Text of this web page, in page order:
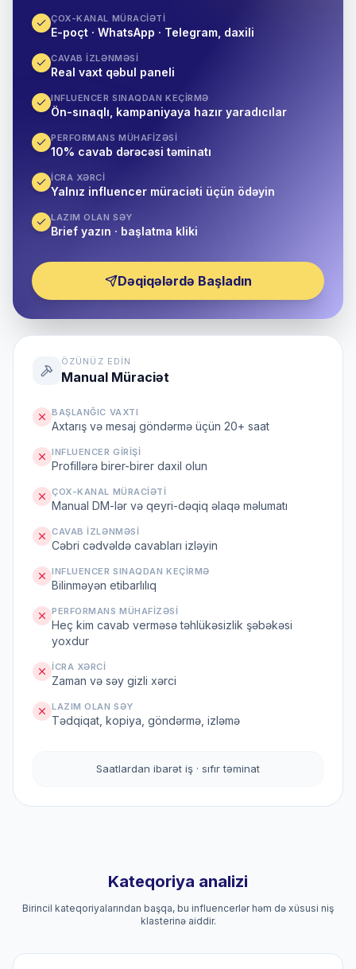
ÇOX-KANAL MÜRACIƏTI
E-poçt · WhatsApp · Telegram, daxili
CAVAB IZLƏNMƏSI
Real vaxt qəbul paneli
INFLUENCER SINAQDAN KEÇIRMƏ
Ön-sınaqlı, kampaniyaya hazır yaradıcılar
PERFORMANS MÜHAFIZƏSI
10% cavab dərəcəsi təminatı
İCRA XƏRCI
Yalnız influencer müraciəti üçün ödəyin
LAZIM OLAN SƏY
Brief yazın · başlatma kliki
Dəqiqələrdə Başladın
ÖZÜNÜZ EDIN
Manual Müraciət
BAŞLANĞIC VAXTI
Axtarış və mesaj göndərmə üçün 20+ saat
INFLUENCER GIRIŞI
Profillərə birer-birer daxil olun
ÇOX-KANAL MÜRACIƏTI
Manual DM-lər və qeyri-dəqiq əlaqə məlumatı
CAVAB IZLƏNMƏSI
Cəbri cədvəldə cavabları izləyin
INFLUENCER SINAQDAN KEÇIRMƏ
Bilinməyən etibarlılıq
PERFORMANS MÜHAFIZƏSI
Heç kim cavab verməsə təhlükəsizlik şəbəkəsi
yoxdur
İCRA XƏRCI
Zaman və səy gizli xərci
LAZIM OLAN SƏY
Tədqiqat, kopiya, göndərmə, izləmə
Saatlardan ibarət iş · sıfır təminat
Kateqoriya analizi
Birincil kateqoriyalarından başqa, bu influencerlər həm də xüsusi niş
klasterinə aiddir.